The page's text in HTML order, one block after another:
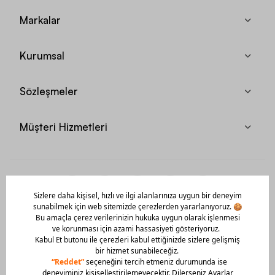
yanı sıra çocuk sporcular için de uygun ayak numaralarına sahip
çalışmalar, egzersiz gibi aktiviteler için tasarlanan Nike ayakkabı
önemli işlev sağlıyor. Genellikle kalın tabanlı formlarda
tasarlanan Nike ayakkabı modelleri, hareketler esnasında ayak
düşürmeyi amaçlıyor. Sporcu yaralanmaları gibi istenmeyen
durumların önüne geçilmesi için, egzersiz ve fitness
ayakkabılar, diğer ayakkabılardan biraz daha farklı özellikler
taşıyor. Nike tenis ayakkabısı modelleri, kadın ve erkek sporcular
için tasarlanmış modelleri sayesinde, sizin sadece müsabakadaki
performansınıza odaklanmanızı sağlıyor.
Yeni Sezonda Hangi Nike Ayakkabı Modelleri Trend?
Markalar
Kurumsal
Sözleşmeler
Müşteri Hizmetleri
Mobil Uygulamamızı Hemen İndir!